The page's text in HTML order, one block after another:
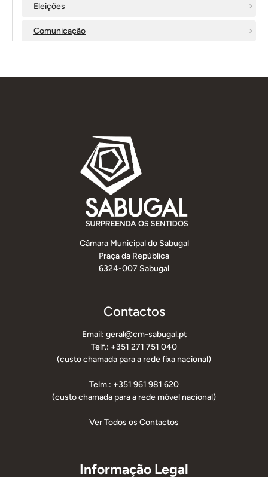
Eleições
Comunicação
Câmara Municipal do Sabugal
Praça da República
6324-007 Sabugal
Contactos
Email: geral@cm-sabugal.pt
Telf.: +351 271 751 040
(custo chamada para a rede fixa nacional)
Telm.: +351 961 981 620
(custo chamada para a rede móvel nacional)
Ver Todos os Contactos
Informação Legal